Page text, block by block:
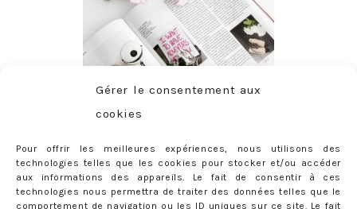
Gérer le consentement aux
cookies
Pour offrir les meilleures expériences, nous utilisons des
technologies telles que les cookies pour stocker et/ou accéder
aux informations des appareils. Le fait de consentir à ces
technologies nous permettra de traiter des données telles que le
comportement de navigation ou les ID uniques sur ce site. Le fait